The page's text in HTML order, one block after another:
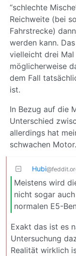
“schlechte
Reichweite (bei
Fahrstrecke)
werden kann.
vielleicht drei
möglicherweise
dem Fall
ist.
In Bezug auf die
Unterschied
allerdings hat
schwachen Motor.
Hubi
Meistens wird
nicht sogar
normalen E5-
Exakt das ist es
Untersuchung
Realität wirklich